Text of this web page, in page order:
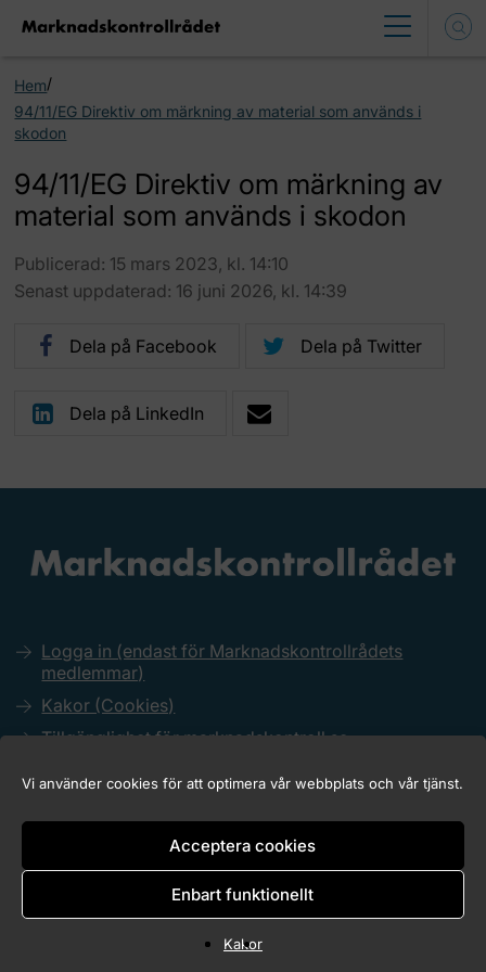
Vi använder cookies för att optimera vår webbplats och vår tjänst.
Acceptera cookies
Enbart funktionellt
Kakor
Hem/
94/11/EG Direktiv om märkning av material som används i
skodon
94/11/EG Direktiv om märkning av
material som används i skodon
Publicerad: 15 mars 2023, kl. 14:10
Senast uppdaterad: 16 juni 2026, kl. 14:39
Dela på Facebook Dela på Twitter
Dela på LinkedIn
Logga in (endast för Marknadskontrollrådets
medlemmar)
Kakor (Cookies)
Tillgänglighet för marknadskontroll.se
Copyright © 2026 Marknadskontrollrådet